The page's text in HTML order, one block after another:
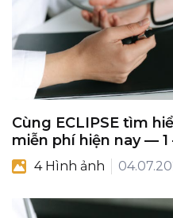
Cùng ECLIPSE tìm
miễn phí hiện nay — 1
4 Hình ảnh